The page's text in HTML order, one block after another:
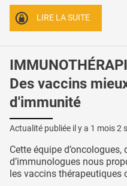
LIRE LA SUITE
Des vaccins
d'immunité
Actualité publiée il y a 1 mois 2
Cette équipe
d’immunologues nous
les vaccins thérapeutiques